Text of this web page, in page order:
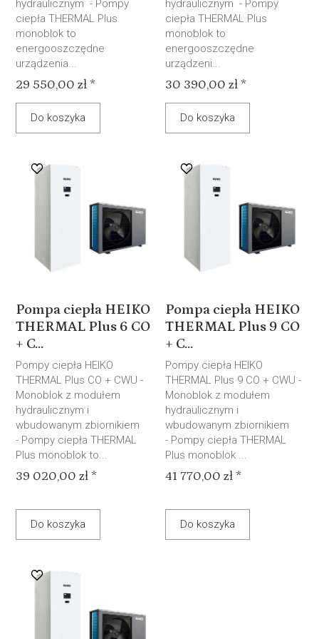
hydraulicznym - Pompy
ciepła THERMAL Plus
monoblok to
energooszczędne
urządzenia...
29 550,00 zł *
Do koszyka
hydraulicznym - Pompy
ciepła THERMAL Plus
monoblok to
energooszczędne
urządzeni...
30 390,00 zł *
Do koszyka
Pompa ciepła HEIKO
THERMAL Plus 6 CO
+ C...
Pompy ciepła HEIKO
THERMAL Plus CO + CWU -
Monoblok z modułem
hydraulicznym i
wbudowanym zbiornikiem
- Pompy ciepła THERMAL
Plus monoblok to...
39 020,00 zł *
Do koszyka
Pompa ciepła HEIKO
THERMAL Plus 9 CO
+ C...
Pompy ciepła HEIKO
THERMAL Plus 9 CO + CWU -
Monoblok z modułem
hydraulicznym i
wbudowanym zbiornikiem
- Pompy ciepła THERMAL
Plus monoblok ...
41 770,00 zł *
Do koszyka